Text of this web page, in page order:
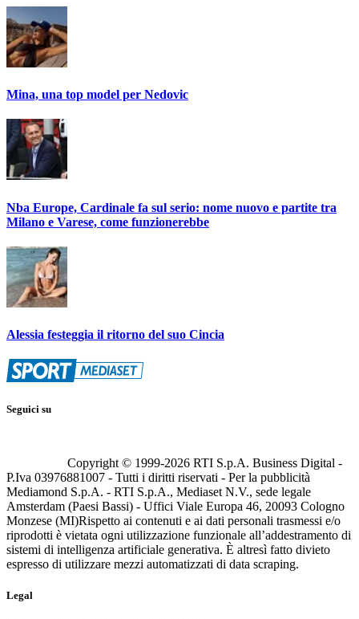
Mina, una top model per Nedovic
Nba Europe, Cardinale fa sul serio: nome nuovo e partite tra
Milano e Varese, come funzionerebbe
Alessia festeggia il ritorno del suo Cincia
Seguici su
Copyright © 1999-2026 RTI S.p.A. Business Digital -
P.Iva 03976881007 - Tutti i diritti riservati - Per la pubblicità
Mediamond S.p.A. - RTI S.p.A., Mediaset N.V., sede legale
Amsterdam (Paesi Bassi) - Uffici Viale Europa 46, 20093 Cologno
Monzese (MI)Rispetto ai contenuti e ai dati personali trasmessi e/o
riprodotti è vietata ogni utilizzazione funzionale all’addestramento di
sistemi di intelligenza artificiale generativa. È altresì fatto divieto
espresso di utilizzare mezzi automatizzati di data scraping.
Legal